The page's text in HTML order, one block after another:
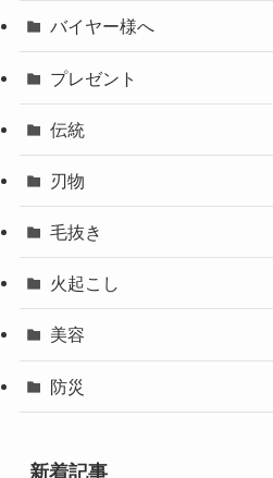
バイヤー様へ
プレゼント
伝統
刃物
毛抜き
火起こし
美容
防災
新着記事